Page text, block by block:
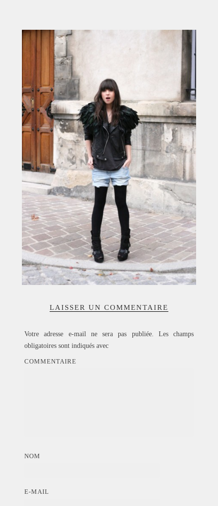
LOOKBOOK
ARCHIVES
LAISSER UN COMMENTAIRE
Votre adresse e-mail ne sera pas publiée.
Les champs
obligatoires sont indiqués avec
COMMENTAIRE
NOM
E-MAIL